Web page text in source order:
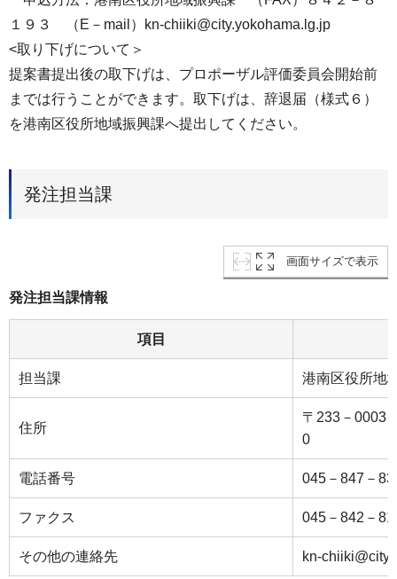
１９３ （E－mail）kn-chiiki@city.yokohama.lg.jp
<取り下げについて＞
提案書提出後の取下げは、プロポーザル評価委員会開始前
までは行うことができます。取下げは、辞退届（様式６）
を港南区役所地域振興課へ提出してください。
発注担当課
画面サイズで表示
発注担当課情報
項目
担当課 港南区役所地
住所
〒233－0003
0
電話番号 045－847－
ファクス 045－842－
その他の連絡先 kn-